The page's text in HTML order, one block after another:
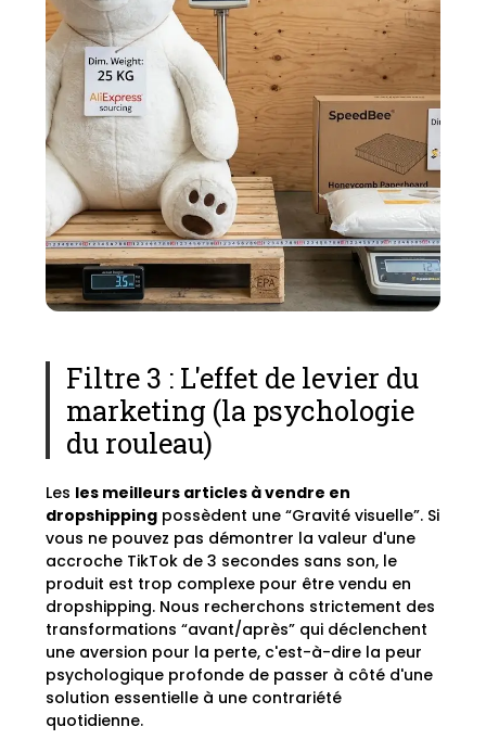
Filtre 3 : L'effet de levier du
marketing (la psychologie
du rouleau)
Les les meilleurs articles à vendre en
dropshipping possèdent une “Gravité visuelle”. Si
vous ne pouvez pas démontrer la valeur d'une
accroche TikTok de 3 secondes sans son, le
produit est trop complexe pour être vendu en
dropshipping. Nous recherchons strictement des
transformations “avant/après” qui déclenchent
une aversion pour la perte, c'est-à-dire la peur
psychologique profonde de passer à côté d'une
solution essentielle à une contrariété
quotidienne.